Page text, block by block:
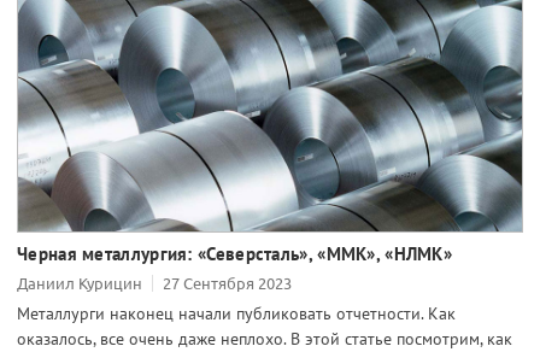
Черная металлургия: «Северсталь», «ММК», «НЛМК»
Даниил Курицин 27 Сентября 2023
Металлурги наконец начали публиковать отчетности. Как
оказалось, все очень даже неплохо. В этой статье посмотрим, как